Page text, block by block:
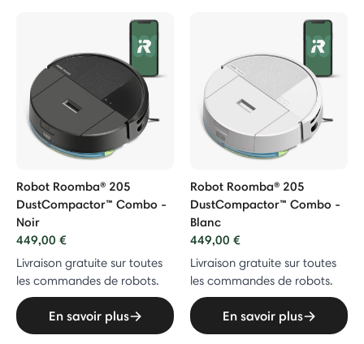
Robot Roomba® 205
DustCompactor™ Combo -
Noir
449,00 €
Livraison gratuite sur toutes
les commandes de robots.
En savoir plus
Robot Roomba® 205
DustCompactor™ Combo -
Blanc
449,00 €
Livraison gratuite sur toutes
les commandes de robots.
En savoir plus